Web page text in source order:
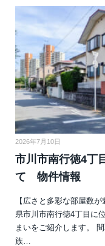
2026年7月10日
市川市南行徳4丁
て 物件情報
【広さと多彩な部屋数
県市川市南行徳4丁目に
まいをご紹介します。
族…